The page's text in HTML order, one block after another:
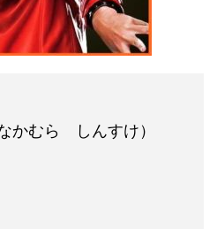
かむら しんすけ）